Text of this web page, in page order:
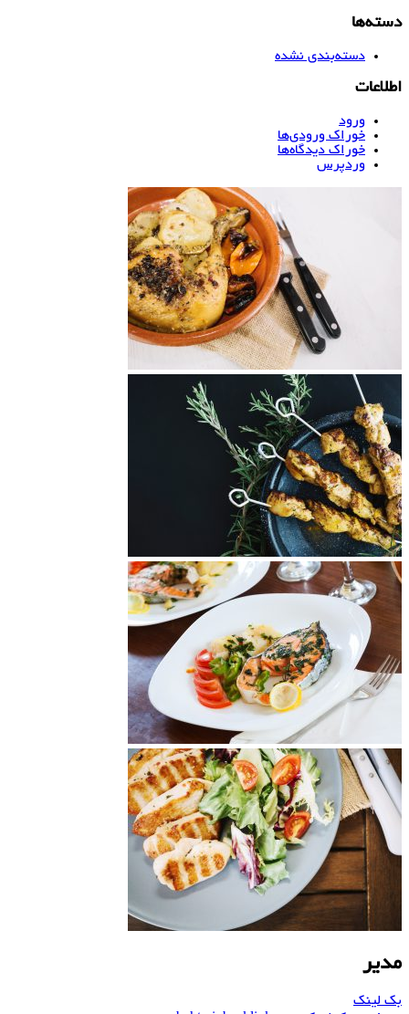
دسته‌ها
دسته‌بندی نشده
اطلاعات
ورود
خوراک ورودی‌ها
خوراک دیدگاه‌ها
وردپرس
مدیر
بک لینک